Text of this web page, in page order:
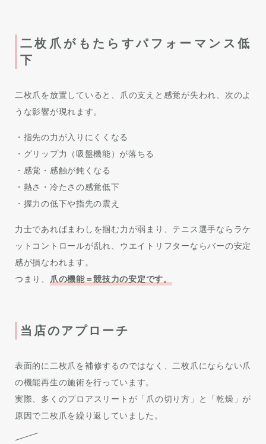
二枚爪がもたらすパフォーマンス低
下
二枚爪を放置していると、爪の支えと感覚が失われ、次のよ
うな影響が現れます。
・指先の力が入りにくくなる
・グリップ力（吸盤機能）が落ちる
・感覚・感触が鈍くなる
・熱さ・冷たさの感覚低下
・握力の低下や指先の震え
力士であればまわしを掴む力が弱まり、テニス選手ならラケ
ットコントロールが乱れ、ウエイトリフターならバーの安定
感が損なわれます。
つまり、
爪の機能＝競技力の安定です。
当店のアプローチ
表面的に二枚爪を補修するのではなく、二枚爪にならない爪
の機能再生の施術を行っています。
実際、多くのプロアスリートが「爪の切り方」と「乾燥」が
原因で二枚爪を繰り返していました。